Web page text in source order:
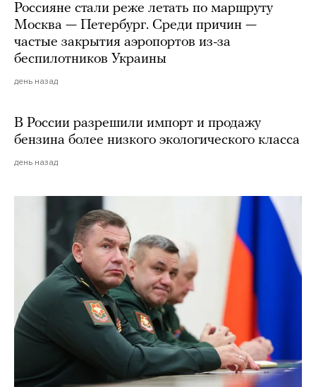
Россияне стали реже летать по маршруту
Москва — Петербург. Среди причин —
частые закрытия аэропортов из-за
беспилотников Украины
день назад
В России разрешили импорт и продажу
бензина более низкого экологического класса
день назад